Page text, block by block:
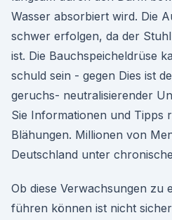
Wasser absorbiert wird. Die
schwer erfolgen, da der
ist. Die Bauchspeicheldrüse
schuld sein - gegen Dies ist
geruchs- neutralisierender
Sie Informationen und Tipps
Blähungen. Millionen von
Deutschland unter
Ob diese Verwachsungen zu
führen können ist nicht